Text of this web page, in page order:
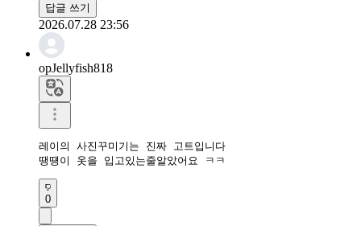
답글 쓰기
2026.07.28 23:56
opJellyfish818
레이의 사진꾸미기는 진짜 고트입니다
땡떙이 옷을 입고있는줄알았어요 ㅋㅋ
0